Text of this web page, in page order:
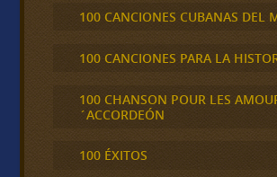
100 CANCIONES CUBANAS DEL
100 CANCIONES PARA LA
100 CHANSON POUR LES
´ACCORDEÓN
100 ÉXITOS